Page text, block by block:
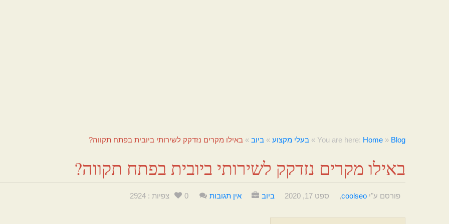
You are here: Home » Blog
» בעלי מקצוע » ביוב » באילו מקרים נזדקק לשירותי ביובית בפתח תקווה?
באילו מקרים נזדקק לשירותי ביובית בפתח תקווה?
פורסם ע"י coolseo
, ספט 17, 2020 ביוב אין תגובות 0 צפיות : 2924